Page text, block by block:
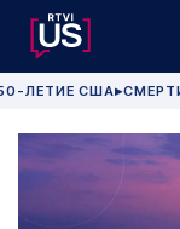
ЛЕТИЕ США▶